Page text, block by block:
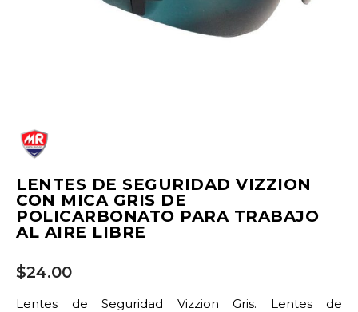
LENTES DE SEGURIDAD VIZZION
CON MICA GRIS DE
POLICARBONATO PARA TRABAJO
AL AIRE LIBRE
$24.00
Lentes de Seguridad Vizzion Gris. Lentes de